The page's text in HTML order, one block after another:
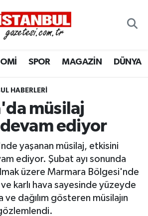
SPOR MAGAZİN DÜNYA
HABERLERI
müsilaj
ediyor
yaşanan müsilaj, etkisini
ediyor. Şubat ayı sonunda
üzere Marmara Bölgesi'nde
karlı hava sayesinde yüzeyde
ve dağılım gösteren müsilajın
Durumu ve Fikstür